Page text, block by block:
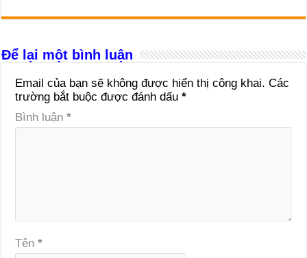
Để lại một bình luận
Email của bạn sẽ không được hiển thị công khai. Các
trường bắt buộc được đánh dấu*
Bình luận*
Tên*